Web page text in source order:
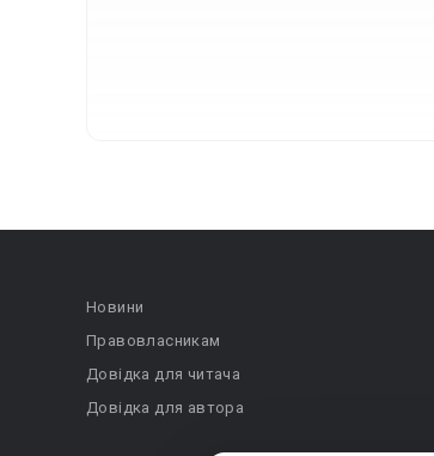
Новини
Правовласникам
Довідка для читача
Довідка для автора